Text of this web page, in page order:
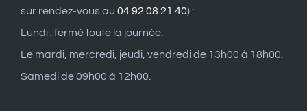
sur rendez-vous au 04 92 08 21 40) :
Lundi : fermé toute la journée.
Le mardi, mercredi, jeudi, vendredi de 13h00 à 18h00.
Samedi de 09h00 à 12h00.